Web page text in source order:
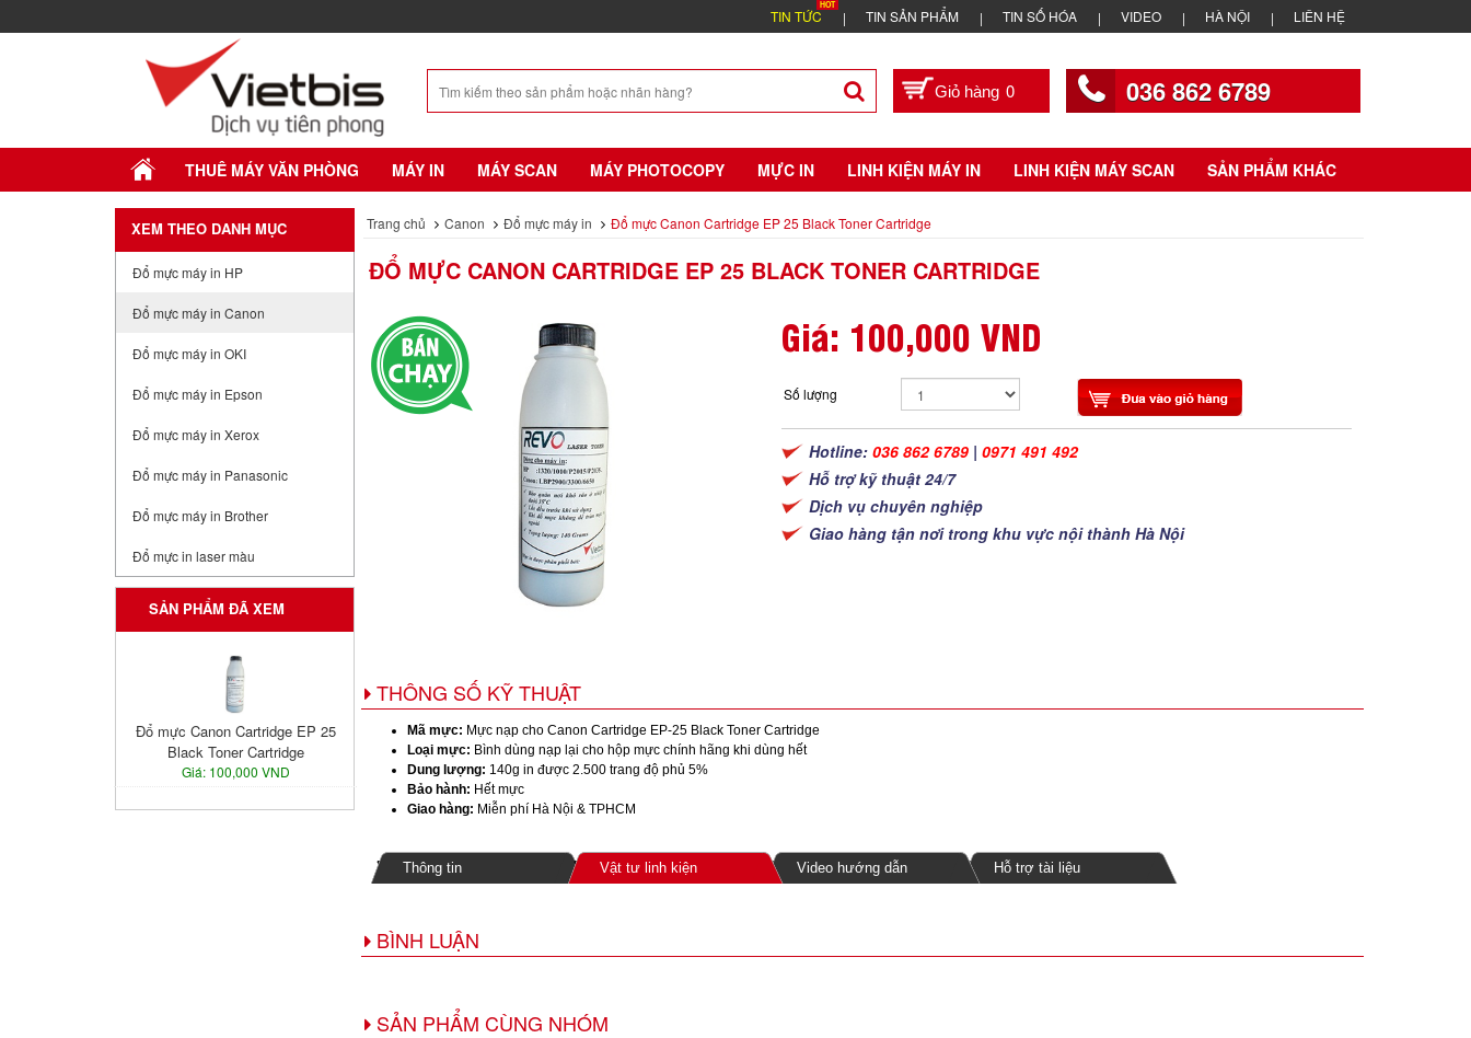
TIN TỨC TIN SẢN PHẨM TIN SỐ HÓA VIDEO HÀ NỘI LIÊN HỆ
0 036 862 6789
THUÊ MÁY VĂN PHÒNG MÁY IN MÁY SCAN MÁY PHOTOCOPY MỰC IN LINH KIỆN MÁY IN LINH KIỆN MÁY SCAN SẢN PHẨM KHÁC
XEM THEO DANH MỤC
Đổ mực máy in HP
Đổ mực máy in Canon
Đổ mực máy in OKI
Đổ mực máy in Epson
Đổ mực máy in Xerox
Đổ mực máy in Panasonic
Đổ mực máy in Brother
Đổ mực in laser màu
SẢN PHẨM ĐÃ XEM
Đổ mực Canon Cartridge EP 25
Black Toner Cartridge
Giá: 100,000 VND
Trang chủ Canon Đổ mực máy in Đổ mực Canon Cartridge EP 25 Black Toner Cartridge
ĐỔ MỰC CANON CARTRIDGE EP 25 BLACK TONER CARTRIDGE
Giá: 100,000 VND
Số lượng
Hotline: 036 862 6789 |0971 491 492
Hỗ trợ kỹ thuật 24/7
Dịch vụ chuyên nghiệp
Giao hàng tận nơi trong khu vực nội thành Hà Nội
THÔNG SỐ KỸ THUẬT
Mã mực: Mực nạp cho Canon Cartridge EP-25 Black Toner Cartridge
Loại mực: Bình dùng nạp lại cho hộp mực chính hãng khi dùng hết
Dung lượng: 140g in được 2.500 trang độ phủ 5%
Bảo hành: Hết mực
Giao hàng: Miễn phí Hà Nội & TPHCM
Thông tin Vật tư linh kiện Video hướng dẫn Hỗ trợ tài liệu
BÌNH LUẬN
SẢN PHẨM CÙNG NHÓM